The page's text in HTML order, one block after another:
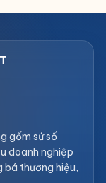
gốm sứ số
doanh nghiệp
bá thương hiệu,